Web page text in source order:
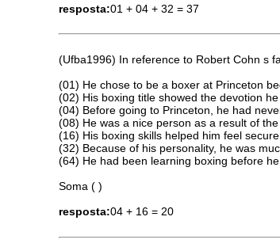
resposta:01 + 04 + 32 = 37
(Ufba1996) In reference to Robert Cohn s
(01) He chose to be a boxer at Princeton
(02) His boxing title showed the devotion
(04) Before going to Princeton, he had
(08) He was a nice person as a result of
(16) His boxing skills helped him feel
(32) Because of his personality, he was
(64) He had been learning boxing before
Soma ( )
resposta:04 + 16 = 20